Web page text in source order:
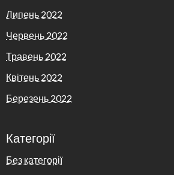
Липень 2022
Червень 2022
Травень 2022
Квітень 2022
Березень 2022
Категорії
Без категорії